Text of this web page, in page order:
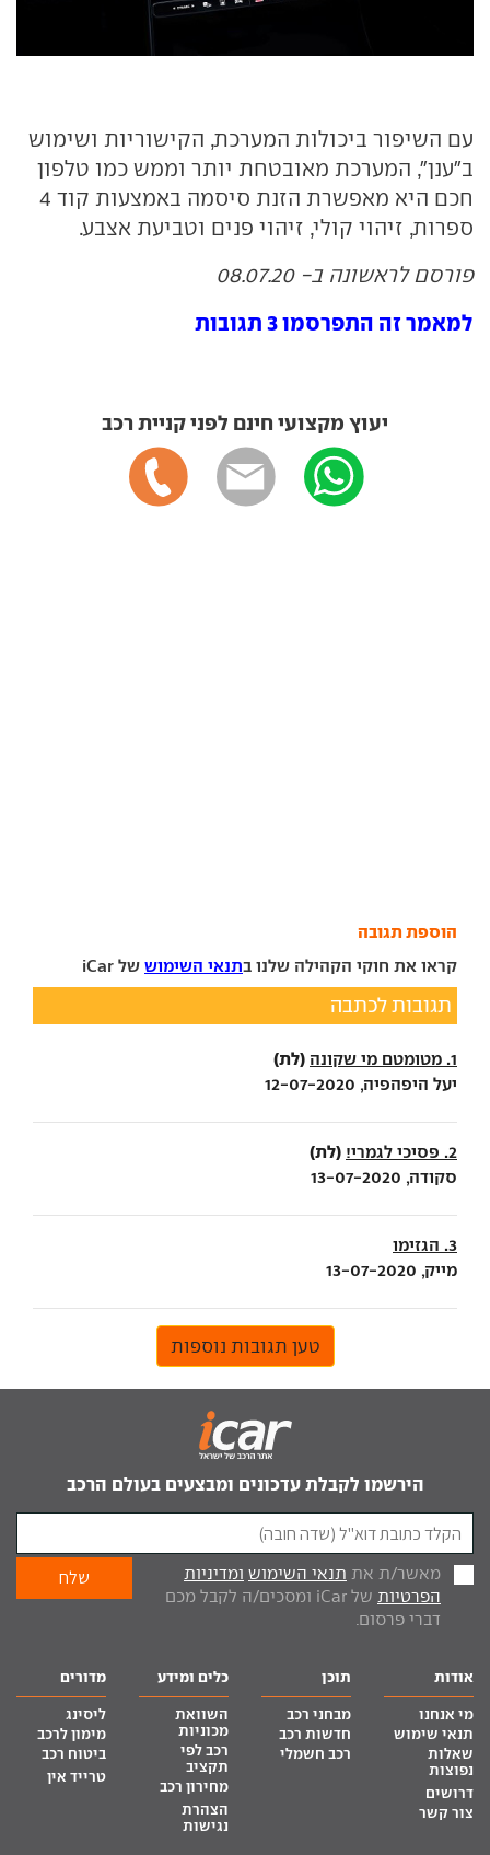
עם השיפור ביכולות המערכת, הקישוריות ושימוש
ב"ענן", המערכת מאובטחת יותר וממש כמו טלפון
חכם היא מאפשרת הזנת סיסמה באמצעות קוד 4
ספרות, זיהוי קולי, זיהוי פנים וטביעת אצבע.
פורסם לראשונה ב- 08.07.20
למאמר זה התפרסמו 3 תגובות
יעוץ מקצועי חינם לפני קניית רכב
הוספת תגובה
קראו את חוקי הקהילה שלנו בתנאי השימוש של iCar
תגובות לכתבה
1. מטומטם מי שקונה (לת)
יעל היפהפיה, 12-07-2020
2. פסיכי לגמרי! (לת)
סקודה, 13-07-2020
3. הגזימו
מייק, 13-07-2020
טען תגובות נוספות
הירשמו לקבלת עדכונים ומבצעים בעולם הרכב
מאשר/ת את תנאי השימוש ומדיניות
הפרטיות
של iCar ומסכים/ה לקבל מכם
דברי פרסום.
אודות
מי אנחנו
תנאי שימוש
שאלות
נפוצות
דרושים
צור קשר
תוכן
מבחני רכב
חדשות רכב
רכב חשמלי
כלים ומידע
השוואת
מכוניות
רכב לפי
תקציב
מחירון רכב
הצהרת
נגישות
מדורים
ליסינג
מימון לרכב
ביטוח רכב
טרייד אין